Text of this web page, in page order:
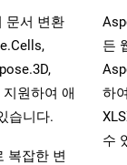
문서 변환
원하여 애
습니다.
복잡한 변
든
하
수